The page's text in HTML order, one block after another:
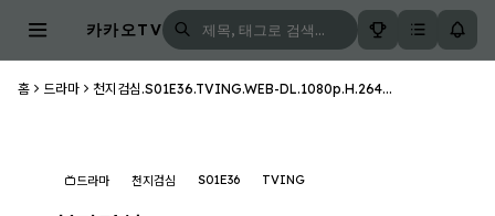
카카오TV
홈 드라마 천지검심.S01E36.TVING.WEB-DL.1080p.H.264...
드라마 천지검심 S01E36 TVING